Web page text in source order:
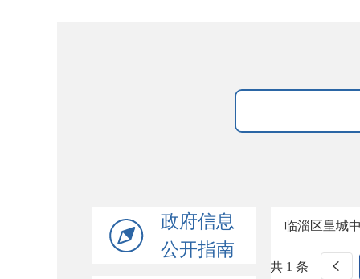
政府信息
公开指南
临淄区皇城
共 1 条